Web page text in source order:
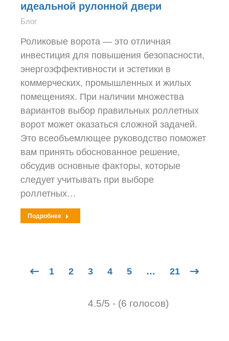
идеальной рулонной двери
Блог
Роликовые ворота — это отличная
инвестиция для повышения безопасности,
энергоэффективности и эстетики в
коммерческих, промышленных и жилых
помещениях. При наличии множества
вариантов выбор правильных роллетных
ворот может оказаться сложной задачей.
Это всеобъемлющее руководство поможет
вам принять обоснованное решение,
обсудив основные факторы, которые
следует учитывать при выборе
роллетных…
Подробнее
1 2 3 4 5 … 21
4.5/5 - (6 голосов)